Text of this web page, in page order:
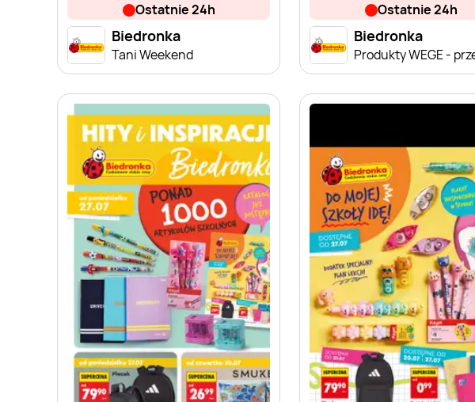
ostatnie 24h
Biedronka
Tani Weekend
ostatnie 24h
Biedronka